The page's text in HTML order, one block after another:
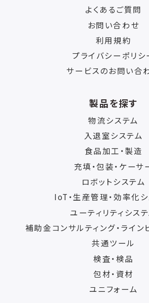
よくあるご質問
お問い合わせ
利用規約
プライバシーポリシ
サービスのお問い合
製品を探す
物流システム
入退室システム
食品加工・製造
充填・包装・ケーサ
ロボットシステム
IoT・生産管理・効率化
ユーティリティシス
補助金コンサルティング・ライ
共通ツール
検査・検品
包材・資材
ユニフォーム